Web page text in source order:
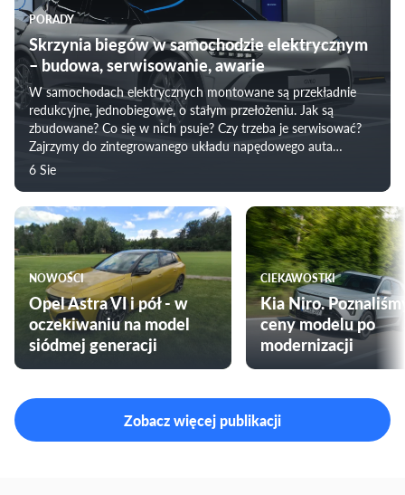
PORADY
Skrzynia biegów w samochodzie elektrycznym
– budowa, serwisowanie, awarie
W samochodach elektrycznych montowane są przekładnie
redukcyjne, jednobiegowe, o stałym przełożeniu. Jak są
zbudowane? Co się w nich psuje? Czy trzeba je serwisować?
Zajrzymy do zintegrowanego układu napędowego auta
elektrycznego i prześwietlimy „skrzynię biegów” w
6 Sie
NOWOŚCI
Opel Astra VI i pół - w
oczekiwaniu na model
siódmej generacji
CIEKAWOSTKI
Kia Niro.
ceny modelu po
modernizacji
Zobacz więcej publikacji